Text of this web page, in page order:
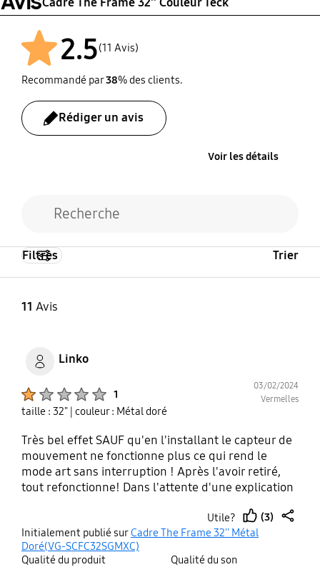
2.5(11 Avis)
Recommandé par38% des clients.
Rédiger un avis
Voir les détails
11 Avis
Filtres Trier
Linko
1
03/02/2024
Vermelles
taille : 32" | couleur : Métal doré
Très bel effet SAUF qu'en l'installant le capteur de
mouvement ne fonctionne plus ce qui rend le
mode art sans interruption ! Après l'avoir retiré,
tout refonctionne! Dans l'attente d'une explication
Utile?
thumb
(3)
Initialement publié surCadre The Frame 32'' Métal
Doré(VG-SCFC32SGMXC)
Qualité du produit
Qualité du son